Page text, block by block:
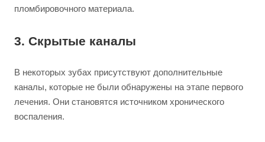
пломбировочного материала.
3. Скрытые каналы
В некоторых зубах присутствуют дополнительные
каналы, которые не были обнаружены на этапе первого
лечения. Они становятся источником хронического
воспаления.